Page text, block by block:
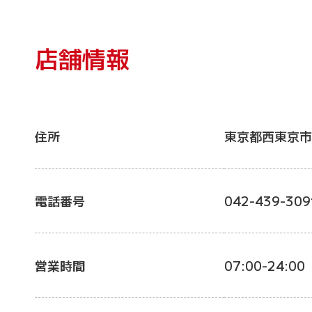
店舗情報
住所 東京都西東京
電話番号 042-439-
営業時間 07:00-24:00